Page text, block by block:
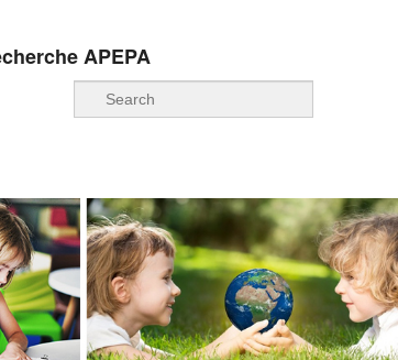
APEPA
Recherche